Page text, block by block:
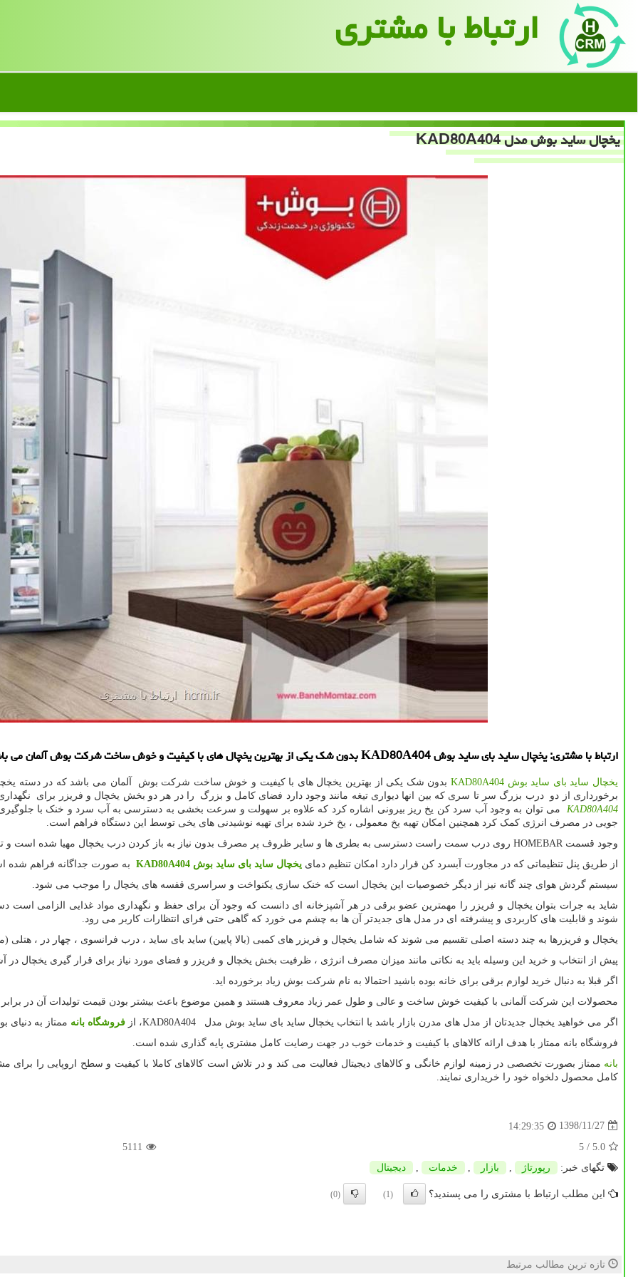
ارتباط با مشتری
یخچال ساید بوش مدل KAD80A404
ارتباط با مشتری: یخچال ساید بای ساید بوش KAD80A404 بدون شك یكی از بهترین یخچال های با كیفیت و خوش ساخت شركت بوش آلمان می باشد.
یخچال ساید بای ساید بوش KAD80A404بدون شک یکی از بهترین یخچال های با کیفیت و خوش ساخت شرکت بوش آلمان می باشد که در دسته یخچال
برخورداری از دو درب بزرگ سر تا سری که بین انها دیواری تیغه مانند وجود دارد فضای کامل و بزرگ را در هر دو بخش یخچال و فریزر برای
KAD80A404
می توان به وجود آب سرد کن یخ ریز بیرونی اشاره کرد که علاوه بر سهولت و سرعت بخشی به دسترسی به آب سرد و خنک با
جویی در مصرف انرژی کمک کرد همچنین امکان تهیه یخ معمولی ، یخ خرد شده برای تهیه نوشیدنی های یخی توسط این دستگاه فراهم است.
وجود قسمت HOMEBAR روی درب سمت راست دسترسی به بطری ها و سایر ظروف پر مصرف بدون نیاز به باز کردن درب یخچال مهیا شده است و تنها با یک فشار کوچک به این قسمت دسترسی خواهید داشت.
از طریق پنل تنظیماتی که در مجاورت آبسرد کن قرار دارد امکان تنظیم دمای یخچال ساید بای ساید بوش KAD80A404 به صورت جداگانه فراهم شده
سیستم گردش هوای چند گانه نیز از دیگر خصوصیات این یخچال است که خنک سازی یکنواخت و سراسری قفسه های یخچال را موجب می شود.
شاید به جرات بتوان یخچال و فریزر را مهمترین عضو برقی در هر آشپزخانه ای دانست که وجود آن برای حفظ و نگهداری مواد غذایی الزامی است
شوند و قابلیت های کاربردی و پیشرفته ای در مدل های جدیدتر آن ها به چشم می خورد که گاهی حتی فرای انتظارات کاربر می رود.
یخچال و فریزرها به چند دسته اصلی تقسیم می شوند که شامل یخچال و فریزر های کمبی (بالا پایین) ساید بای ساید ، درب فرانسوی ، چهار در ، هتلی
پیش از انتخاب و خرید این وسیله باید به نکاتی مانند میزان مصرف انرژی ، ظرفیت بخش یخچال و فریزر و فضای مورد نیاز برای قرار گیری یخچال در
اگر قبلا به دنبال خرید لوازم برقی برای خانه بوده باشید احتمالا به نام شرکت بوش زیاد برخورده اید.
محصولات این شرکت آلمانی با کیفیت خوش ساخت و عالی و طول عمر زیاد معروف هستند و همین موضوع باعث بیشتر بودن قیمت تولیدات آن در
اگر می خواهید یخچال جدیدتان از مدل های مدرن بازار باشد با انتخاب یخچال ساید بای ساید بوش مدل
KAD80A404، از فروشگاه بانه ممتاز به دنیای
فروشگاه بانه ممتاز با هدف ارائه کالاهای با کیفیت و خدمات خوب در جهت رضایت کامل مشتری پایه گذاری شده است.
بانه ممتاز بصورت تخصصی در زمینه لوازم خانگی و کالاهای دیجیتال فعالیت می کند و در تلاش است کالاهای کاملا با کیفیت و سطح اروپایی را برای
کامل محصول دلخواه خود را خریداری نمایند.
1398/11/27
14:29:35
5.0
/ 5
5111
تگهای خبر:
رپورتاژ , بازار , خدمات , دیجیتال
این مطلب ارتباط با مشتری را می پسندید؟ (1)
(0)
تازه ترین مطالب مرتبط